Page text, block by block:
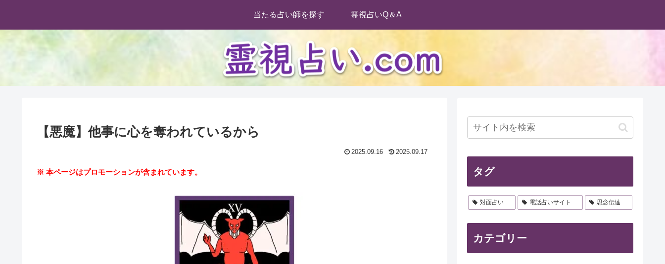
当たる占い師を探す 霊視占いQ＆A
【悪魔】他事に心を奪われているから
2025.09.16 2025.09.17
※ 本ページはプロモーションが含まれています。 タグ
対面占い 電話占いサイト 思念伝達
カテゴリー